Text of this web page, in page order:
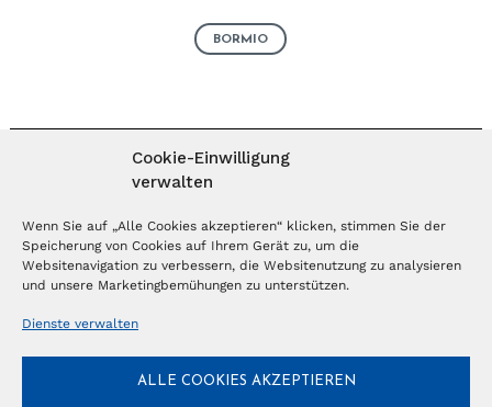
Cookie-Einwilligung
verwalten
Wenn Sie auf „Alle Cookies akzeptieren“ klicken, stimmen Sie der
Speicherung von Cookies auf Ihrem Gerät zu, um die
Websitenavigation zu verbessern, die Websitenutzung zu analysieren
und unsere Marketingbemühungen zu unterstützen.
Dienste verwalten
ALLE COOKIES AKZEPTIEREN
BORMIO
MAGAZIN ABONNIEREN
Abonnieren
NEWSLETTER